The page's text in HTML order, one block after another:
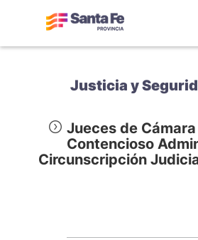
Justicia y
Jueces de
Contencioso
Circunscripción